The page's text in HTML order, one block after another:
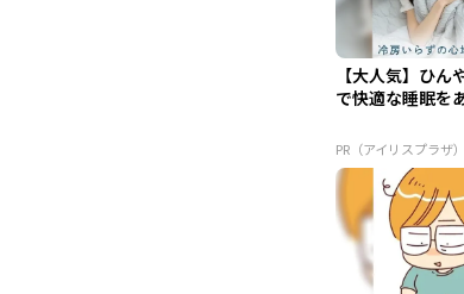
【大人気】ひん
で快適な睡眠を
PR（アイリスプラザ）